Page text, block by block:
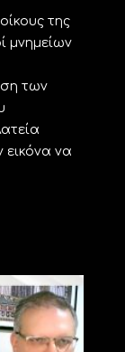
της
μνημείων
των
εικόνα να